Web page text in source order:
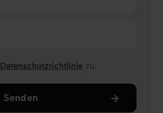
Datenschutzrichtlinie zu.
Senden